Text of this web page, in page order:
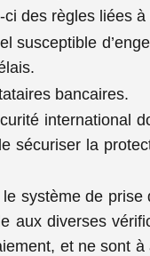
des règles liées
susceptible
bancaires.
international
sécuriser la
système de
aux diverses
et ne sont